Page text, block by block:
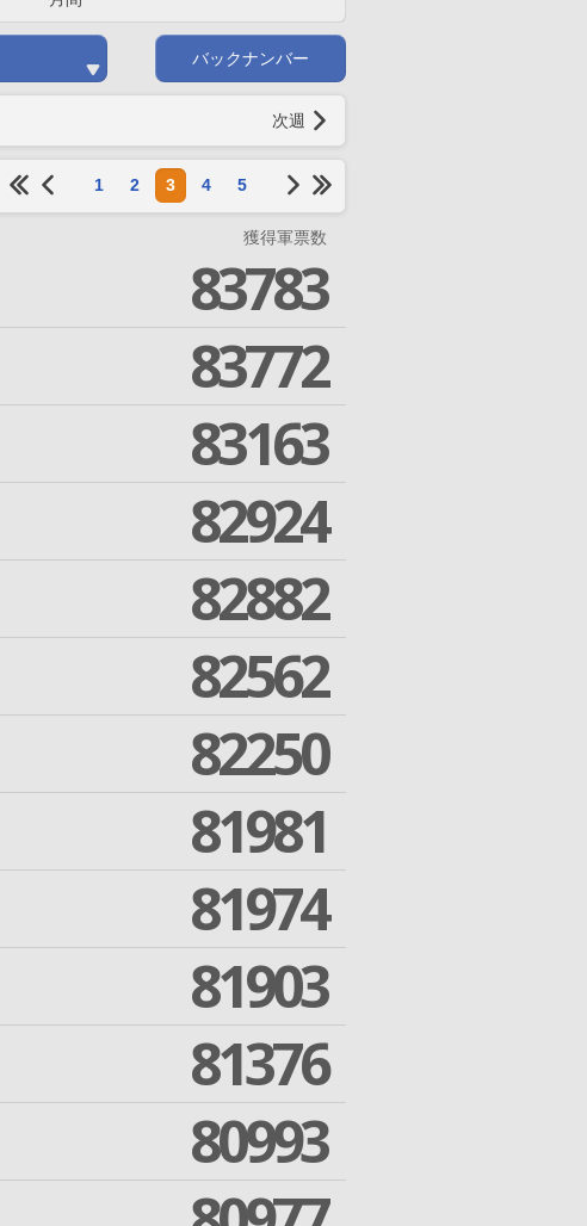
バックナンバー
次週
1 2 3 4 5
獲得軍票数
83783
83772
83163
82924
82882
82562
82250
81981
81974
81903
81376
80993